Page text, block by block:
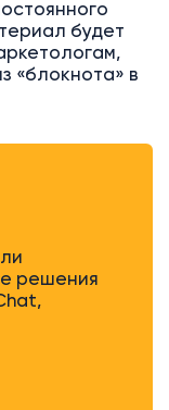
будет
«блокнота» в
решения